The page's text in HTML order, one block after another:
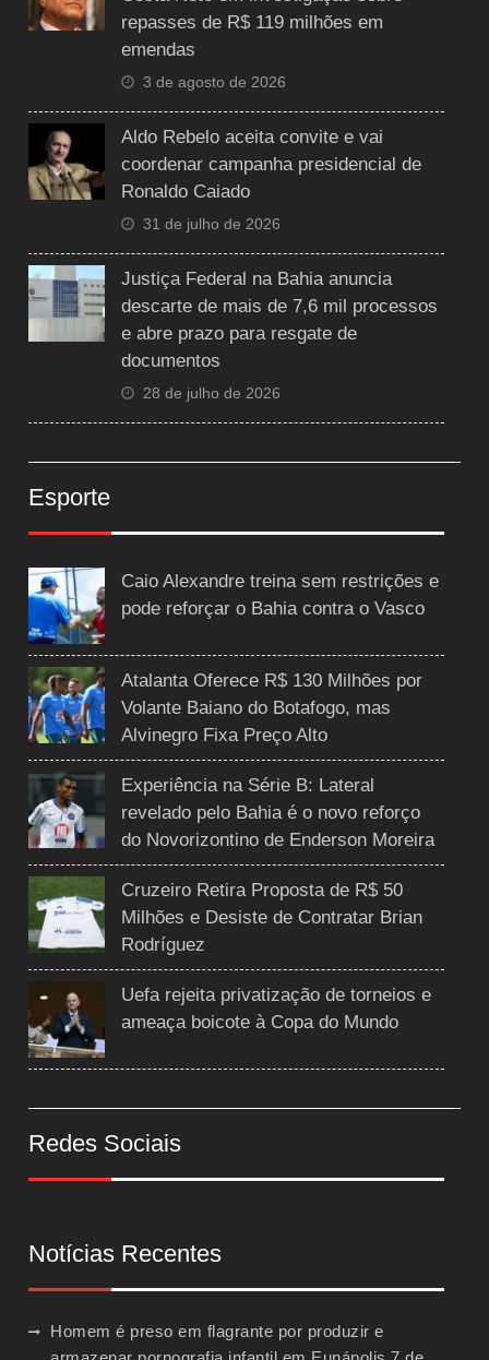
repasses de R$ 119 milhões em
emendas
3 de agosto de 2026
Aldo Rebelo aceita convite e vai
coordenar campanha presidencial de
Ronaldo Caiado
31 de julho de 2026
Justiça Federal na Bahia anuncia
descarte de mais de 7,6 mil processos
e abre prazo para resgate de
documentos
28 de julho de 2026
Esporte
Caio Alexandre treina sem restrições e
pode reforçar o Bahia contra o Vasco
Atalanta Oferece R$ 130 Milhões por
Volante Baiano do Botafogo, mas
Alvinegro Fixa Preço Alto
Experiência na Série B: Lateral
revelado pelo Bahia é o novo reforço
do Novorizontino de Enderson Moreira
Cruzeiro Retira Proposta de R$ 50
Milhões e Desiste de Contratar Brian
Rodríguez
Uefa rejeita privatização de torneios e
ameaça boicote à Copa do Mundo
Redes Sociais
Notícias Recentes
Homem é preso em flagrante por produzir e